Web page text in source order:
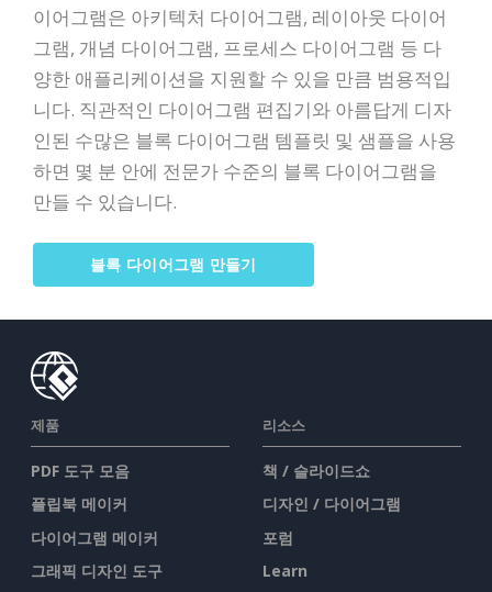
이어그램은 아키텍처 다이어그램, 레이아웃 다이어
그램, 개념 다이어그램, 프로세스 다이어그램 등 다
양한 애플리케이션을 지원할 수 있을 만큼 범용적입
니다. 직관적인 다이어그램 편집기와 아름답게 디자
인된 수많은 블록 다이어그램 템플릿 및 샘플을 사용
하면 몇 분 안에 전문가 수준의 블록 다이어그램을
만들 수 있습니다.
블록 다이어그램 만들기
제품
PDF 도구 모음
플립북 메이커
다이어그램 메이커
그래픽 디자인 도구
리소스
책 / 슬라이드쇼
디자인 / 다이어그램
포럼
Learn